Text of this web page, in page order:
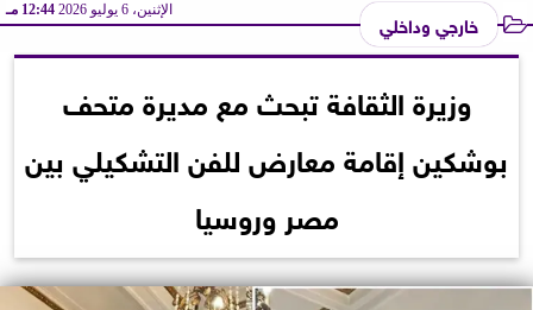
خارجي وداخلي الإثنين، 6 يوليو 2026 12:44 مـ
وزيرة الثقافة تبحث مع مديرة متحف
بوشكين إقامة معارض للفن التشكيلي بين
مصر وروسيا